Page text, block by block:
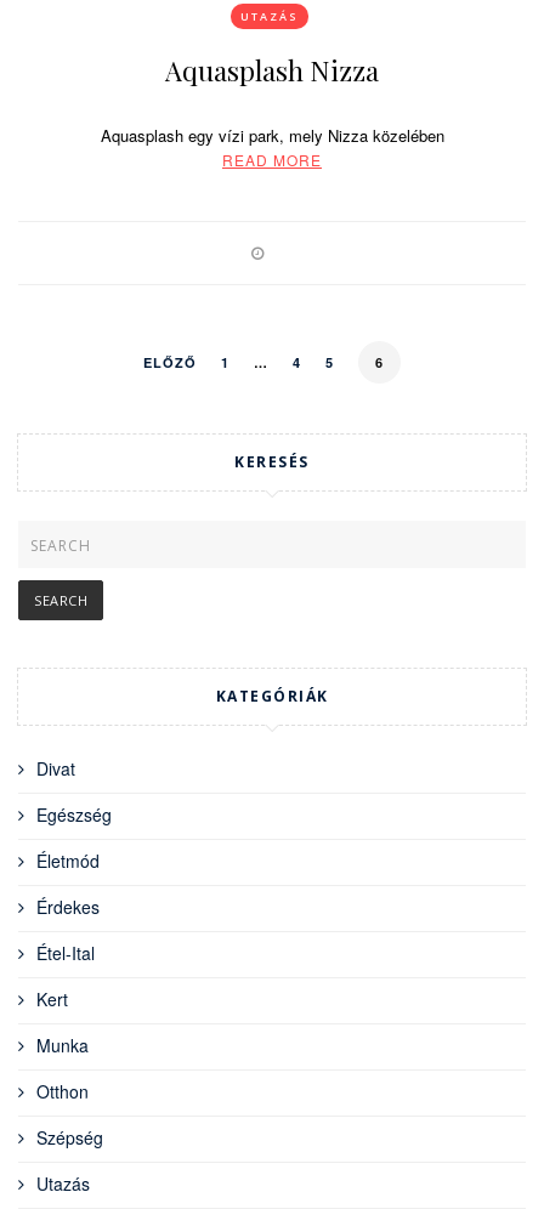
UTAZÁS
Aquasplash Nizza
Aquasplash egy vízi park, mely Nizza közelében
READ MORE
ELŐZŐ 1 … 4 5 6
KERESÉS
KATEGÓRIÁK
Divat
Egészség
Életmód
Érdekes
Étel-Ital
Kert
Munka
Otthon
Szépség
Utazás